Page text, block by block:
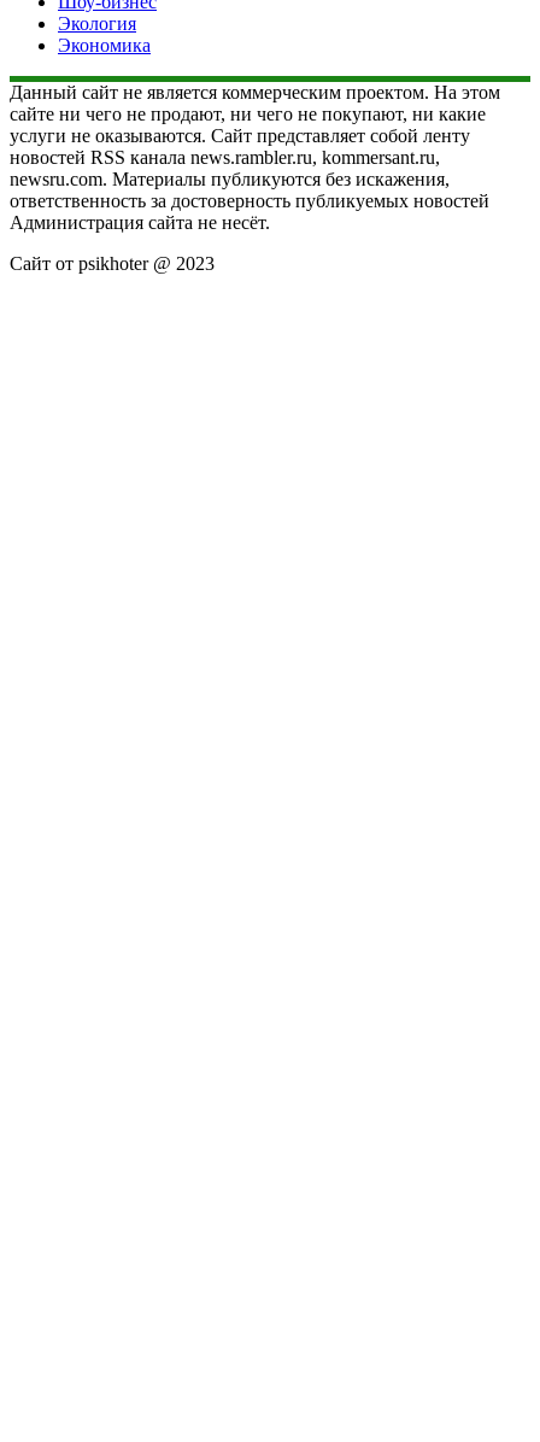
Экология
Экономика
Данный сайт не является коммерческим проектом. На этом
сайте ни чего не продают, ни чего не покупают, ни какие
услуги не оказываются. Сайт представляет собой ленту
новостей RSS канала news.rambler.ru, kommersant.ru,
newsru.com. Материалы публикуются без искажения,
ответственность за достоверность публикуемых новостей
Администрация сайта не несёт.
Сайт от psikhoter @ 2023